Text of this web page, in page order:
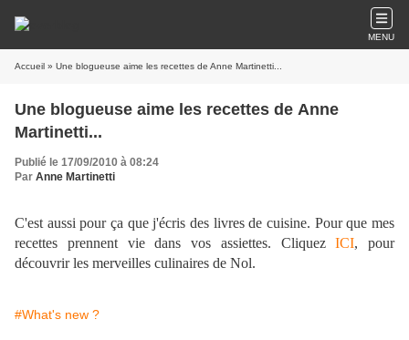
MENU
Accueil » Une blogueuse aime les recettes de Anne Martinetti...
Une blogueuse aime les recettes de Anne
Martinetti...
Publié le 17/09/2010 à 08:24
Par Anne Martinetti
C'est aussi pour ça que j'écris des livres de cuisine. Pour que mes
recettes prennent vie dans vos assiettes. CliquezICI, pour
découvrir les merveilles culinaires de Nol.
#What's new ?